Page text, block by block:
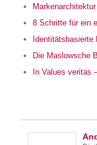
8 Schritte für ein
Identitätsbasierte
Die Maslowsche
In Values veritas